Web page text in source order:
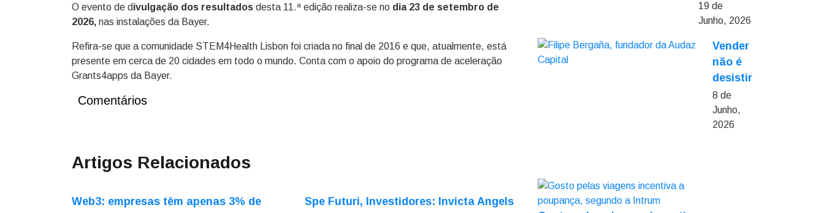
O evento de divulgação dos resultados desta 11.ª edição realiza-se no dia 23 de setembro de
2026, nas instalações da Bayer.
Refira-se que a comunidade STEM4Health Lisbon foi criada no final de 2016 e que, atualmente, está
presente em cerca de 20 cidades em todo o mundo. Conta com o apoio do programa de aceleração
Grants4apps da Bayer.
Comentários
19 de
Junho, 2026
Vender
não é
desistir
8 de
Junho,
2026
Artigos Relacionados
Web3: empresas têm apenas 3% de
Spe Futuri, Investidores: Invicta Angels